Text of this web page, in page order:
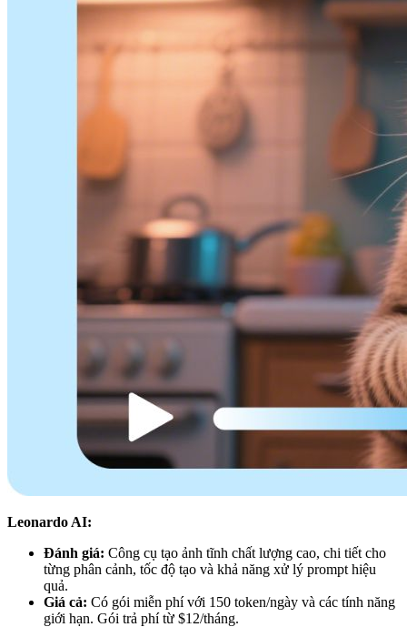
Leonardo AI:
Đánh giá: Công cụ tạo ảnh tĩnh chất lượng cao, chi tiết cho
từng phân cảnh, tốc độ tạo và khả năng xử lý prompt hiệu
quả.
Giá cả: Có gói miễn phí với 150 token/ngày và các tính năng
giới hạn. Gói trả phí từ $12/tháng.